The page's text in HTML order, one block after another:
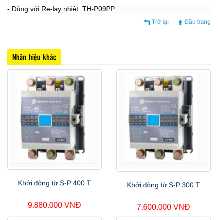
- Dùng với Re-lay nhiệt: TH-P09PP
Trở lại Đầu trang
Nhãn hiệu khác
Khởi động từ S-P 400 T
9.880.000 VNĐ
Khởi động từ S-P 300 T
7.600.000 VNĐ